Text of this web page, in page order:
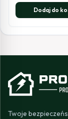
Dodaj do
Twoje